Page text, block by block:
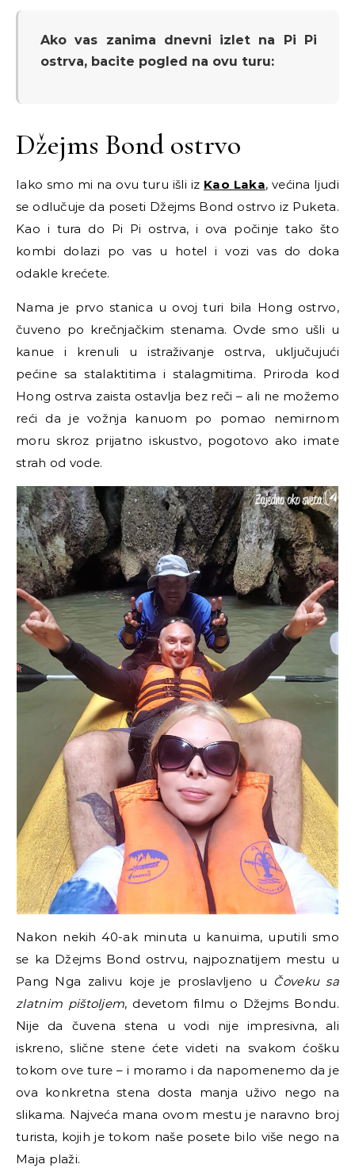
Ako vas zanima dnevni izlet na Pi Pi
ostrva, bacite pogled na ovu turu:
Džejms Bond ostrvo
Iako smo mi na ovu turu išli iz Kao Laka, većina ljudi
se odlučuje da poseti Džejms Bond ostrvo iz Puketa.
Kao i tura do Pi Pi ostrva, i ova počinje tako što
kombi dolazi po vas u hotel i vozi vas do doka
odakle krećete.
Nama je prvo stanica u ovoj turi bila Hong ostrvo,
čuveno po krečnjačkim stenama. Ovde smo ušli u
kanue i krenuli u istraživanje ostrva, uključujući
pećine sa stalaktitima i stalagmitima. Priroda kod
Hong ostrva zaista ostavlja bez reči– ali ne možemo
reći da je vožnja kanuom po pomao nemirnom
moru skroz prijatno iskustvo, pogotovo ako imate
strah od vode.
Nakon nekih 40-ak minuta u kanuima, uputili smo
se ka Džejms Bond ostrvu, najpoznatijem mestu u
Pang Nga zalivu koje je proslavljeno u Čoveku sa
zlatnim pištoljem, devetom filmu o Džejms Bondu.
Nije da čuvena stena u vodi nije impresivna, ali
iskreno, slične stene ćete videti na svakom ćošku
tokom ove ture – i moramo i da napomenemo da je
ova konkretna stena dosta manja uživo nego na
slikama. Najveća mana ovom mestu je naravno broj
turista, kojih je tokom naše posete bilo više nego na
Maja plaži.